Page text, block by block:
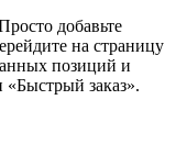
добавьте
на страницу
позиций и
заказ».